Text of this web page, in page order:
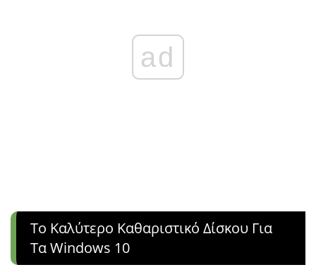
ad
Το Καλύτερο Καθαριστικό Δίσκου Για
Τα Windows 10